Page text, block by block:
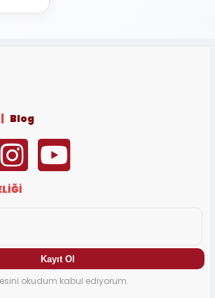
Blog
okudum kabul ediyorum.